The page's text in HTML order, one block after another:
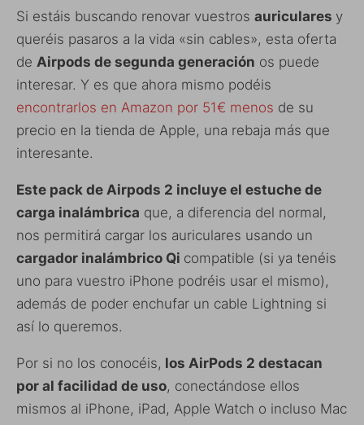
Si estáis buscando renovar vuestros auriculares y
queréis pasaros a la vida «sin cables», esta oferta
de Airpods de segunda generación os puede
interesar. Y es que ahora mismo podéis
encontrarlos en Amazon por 51€ menos de su
precio en la tienda de Apple, una rebaja más que
interesante.
Este pack de Airpods 2 incluye el estuche de
carga inalámbrica que, a diferencia del normal,
nos permitirá cargar los auriculares usando un
cargador inalámbrico Qi compatible (si ya tenéis
uno para vuestro iPhone podréis usar el mismo),
además de poder enchufar un cable Lightning si
así lo queremos.
Por si no los conocéis, los AirPods 2 destacan
por al facilidad de uso, conectándose ellos
mismos al iPhone, iPad, Apple Watch o incluso Mac